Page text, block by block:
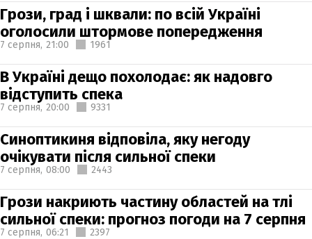
Грози, град і шквали: по всій Україні
оголосили штормове попередження
7 серпня, 21:00 1961
В Україні дещо похолодає: як надовго
відступить спека
7 серпня, 20:00 9331
Синоптикиня відповіла, яку негоду
очікувати після сильної спеки
7 серпня, 08:00 2443
Грози накриють частину областей на тлі
сильної спеки: прогноз погоди на 7 серпня
7 серпня, 06:21 2397